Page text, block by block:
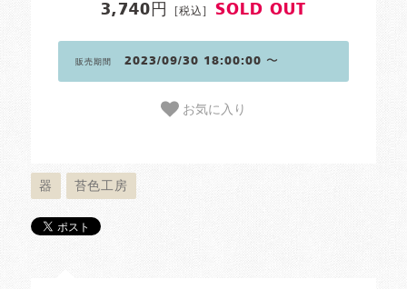
3,740円 [税込] SOLD OUT
販売期間 2023/09/30 18:00:00 〜
お気に入り
器 苔色工房